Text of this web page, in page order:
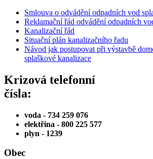
Smlouva o odvádění odpadních vod
Reklamační řád odvádění odpadních
Kanalizační řád
Situační plán kanalizačního řadu
Návod jak postupovat při výstavbě
splaškové kanalizace
Krizová telefonní
voda - 734 259 076
elektřina - 800 225 577
plyn - 1239
Obec